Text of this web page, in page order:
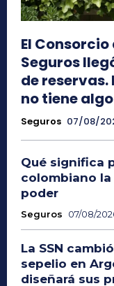
El
Seguros
de
no tiene
Seguros 07/08/
Qué significa
colombiano la
poder
Seguros 07/08/
La SSN
sepelio en
diseñará sus